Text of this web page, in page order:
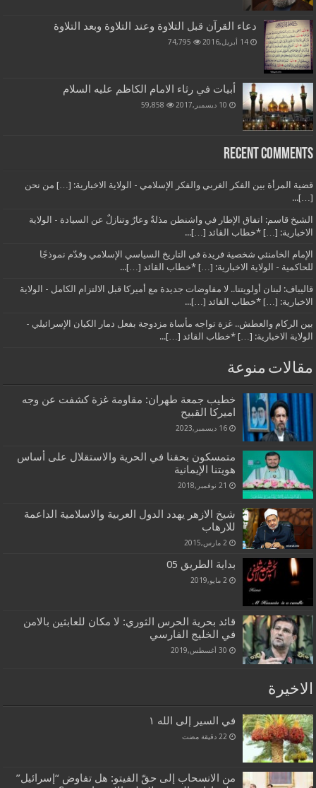
دعاء القرآن قبل التلاوة وعند التلاوة وبعد التلاوة
14 أبريل,2016 74,795
أبيات في رثاء الامام الكاظم عليه السلام
10 ديسمبر,2017 59,858
Recent Comments
قضية المرأة بين الفكر الغربي والفكر الإسلامي - الولاية الاخبارية: […] من نحن
[…]...
الشيخ قاسم: اتفاق الإطار في واشنطن مذلةٌ وعارٌ وتنازلٌ عن السيادة - الولاية
الاخبارية: […] *خطاب القائد […]...
الإمام الخامنئي شخصية فريدة في التاريخ السياسي الإسلامي وقدّم نموذجًا
للحاكمية - الولاية الاخبارية: […] *خطاب القائد […]...
قاليباف: لبنان أولويتنا.. لا مفاوضات جديدة مع أميركا قبل الالتزام الكامل - الولاية
الاخبارية: […] *خطاب القائد […]...
بين الركام والعطش.. غزة تواجه مأساة مزدوجة بفعل دمار الكيان الإسرائيلي -
الولاية الاخبارية: […] *خطاب القائد […]...
مقالات منوعة
خطيب جمعة طهران: مقاومة غزة كشفت عن وجه
اميركا القبيح
16 ديسمبر,2023
متمسكون بحقنا في الحرية والاستقلال على أساس
هويتنا الإيمانية
21 نوفمبر,2018
شيخ الازهر يهدد الدول العربية والاسلامية الداعمة
للارهاب
2 مارس,2015
بداية الطريق 05
2 مايو,2019
قائد بحریة الحرس الثوري: لا مكان للعابثين بالامن
في الخليج الفارسي
30 أغسطس,2019
الاخيرة
في السير إلى الله ١
من الانسحاب إلى حقّ الفيتو: هل تفاوض “إسرائيل”